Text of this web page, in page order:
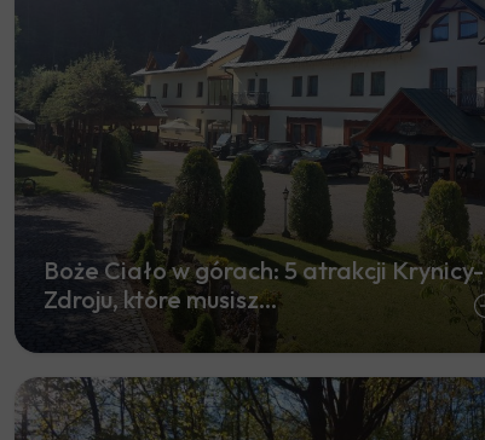
Boże Ciało w górach: 5 atrakcji Krynicy-
Zdroju, które musisz...